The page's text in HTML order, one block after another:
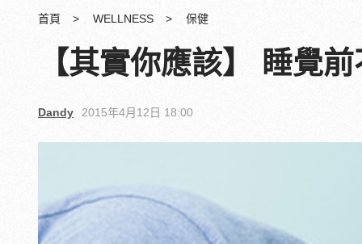
首頁 WELLNESS 保健
【其實你應該】 睡覺
Dandy 2015年4月12日 18:00